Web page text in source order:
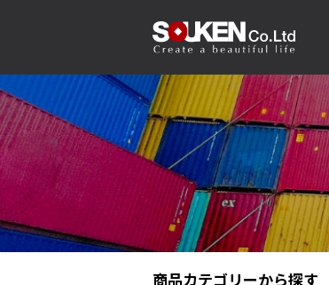
商品カテゴリーから探す